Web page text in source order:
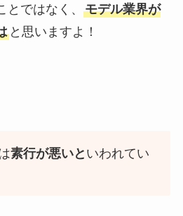
ではなく、 モデル業界が
と思いますよ！
素行が悪いと いわれてい